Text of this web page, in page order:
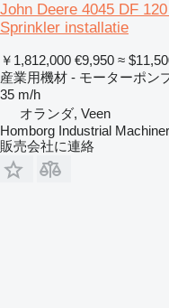
John Deere 4045 DF
Sprinkler installatie
￥1,812,000 €9,950 ≈
産業用機材 - モーターポン
35 m/h
オランダ, Veen
Homborg Industrial
販売会社に連絡